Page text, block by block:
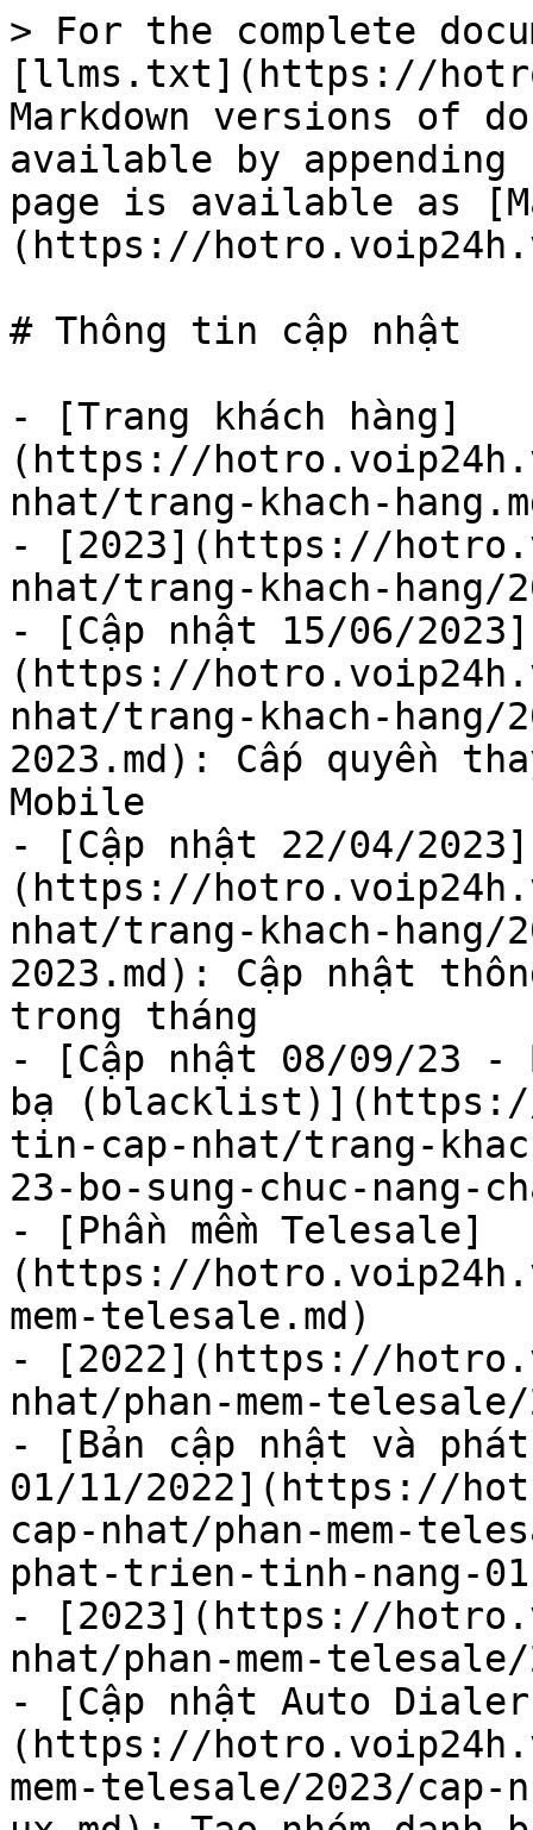
> For the complete
[llms.txt](https://
Markdown versions of
available by
page is available as
(https://
# Thông tin cập nhật
- [Trang khách hàng]
(https://
nhat/trang-khach-
- [2023](https://
nhat/trang-khach-hang/
- [Cập nhật 15/06/2023]
(https://
nhat/trang-khach-hang/
2023.md): Cấp quyền
Mobile
- [Cập nhật 22/04/2023]
(https://
nhat/trang-khach-hang/
2023.md): Cập nhật
trong tháng
- [Cập nhật 08/09/23 -
bạ (blacklist)](https://
tin-cap-nhat/trang-
23-bo-sung-chuc-nang-
- [Phần mềm Telesale]
(https://
mem-telesale.md)
- [2022](https://
nhat/phan-mem-telesale/
- [Bản cập nhật và
01/11/2022](https://
cap-nhat/phan-mem-
phat-trien-tinh-nang-
- [2023](https://
nhat/phan-mem-telesale/
- [Cập nhật Auto Dialer
(https://
mem-telesale/2023/